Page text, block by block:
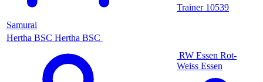
Boll
Bomber
Bomber
Bommel
Bommel@DkH
Bong95
BooPi
Samurai
Trainer 10539
Hertha BSC Hertha BSC
RW Essen Rot-
Weiss Essen